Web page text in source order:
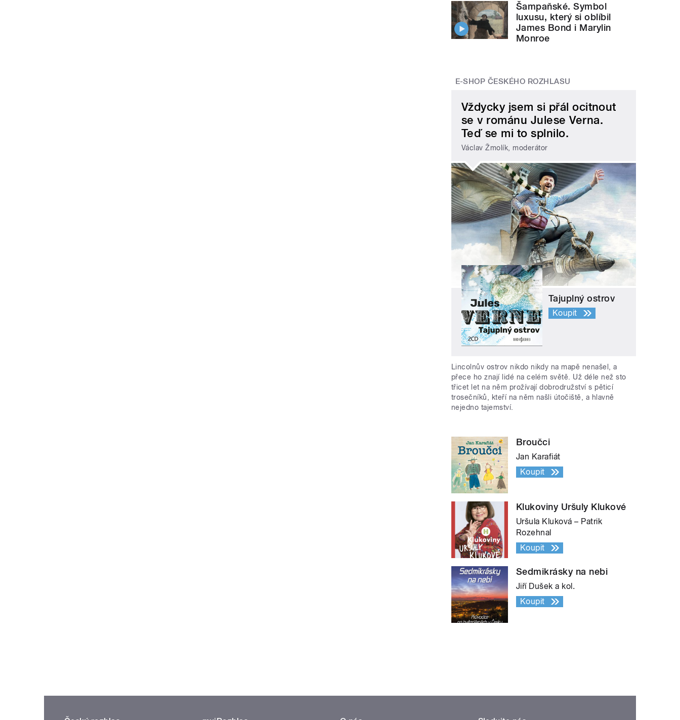
Šampaňské. Symbol
luxusu, který si oblíbil
James Bond i Marylin
Monroe
E-SHOP ČESKÉHO ROZHLASU
Vždycky jsem si přál ocitnout
se v románu Julese Verna.
Teď se mi to splnilo.
Václav Žmolík, moderátor
Tajuplný ostrov
Koupit
Lincolnův ostrov nikdo nikdy na mapě nenašel, a
přece ho znají lidé na celém světě. Už déle než sto
třicet let na něm prožívají dobrodružství s pěticí
trosečníků, kteří na něm našli útočiště, a hlavně
nejedno tajemství.
Broučci
Jan Karafiát
Koupit
Klukoviny Uršuly Klukové
Uršula Kluková – Patrik
Rozehnal
Koupit
Sedmikrásky na nebi
Jiří Dušek a kol.
Koupit